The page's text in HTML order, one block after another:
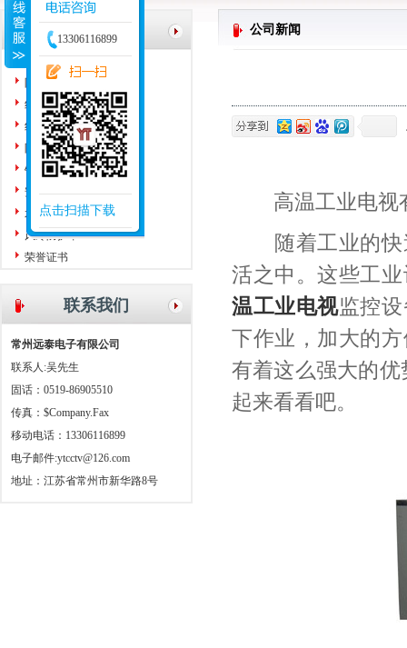
产品分类
防爆摄像仪
红外测温仪
红外热成像仪
防护罩
针孔镜头
安装附件
水冷防护罩
风冷防护罩
荣誉证书
联系我们
常州远泰电子有限公司
联系人:吴先生
固话：0519-86905510
传真：$Company.Fax
移动电话：13306116899
电子邮件:ytcctv@126.com
地址：江苏省常州市新华路8号
公司新闻
高温工业电视
随着工业的快
活之中。这些工
温工业电视监控
下作业，加大的
有着这么强大的
起来看看吧。
13306116899
点击扫描下载